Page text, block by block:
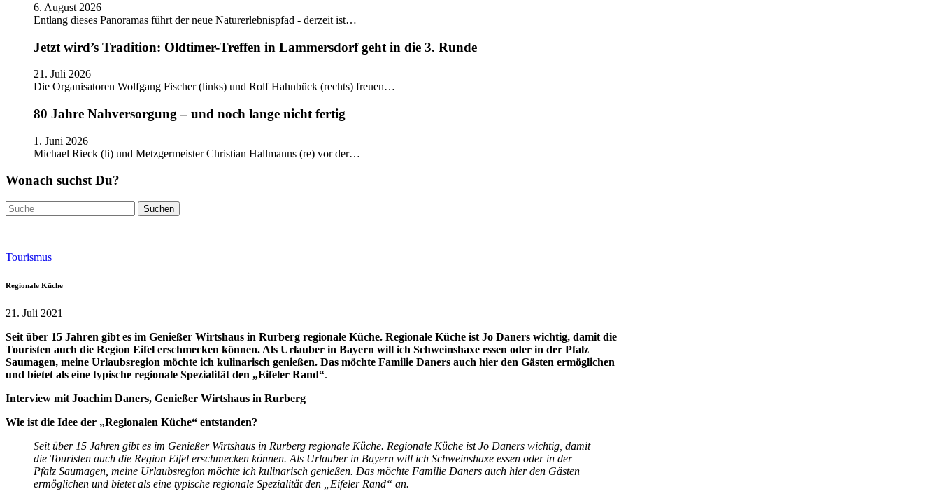
6. August 2026
Entlang dieses Panoramas führt der neue Naturerlebnispfad - derzeit ist…
Jetzt wird’s Tradition: Oldtimer-Treffen in Lammersdorf geht in die 3. Runde
21. Juli 2026
Die Organisatoren Wolfgang Fischer (links) und Rolf Hahnbück (rechts) freuen…
80 Jahre Nahversorgung – und noch lange nicht fertig
1. Juni 2026
Michael Rieck (li) und Metzgermeister Christian Hallmanns (re) vor der…
Wonach suchst Du?
Suchen
nach:
Tourismus
Regionale Küche
21. Juli 2021
Seit über 15 Jahren gibt es im Genießer Wirtshaus in Rurberg regionale Küche. Regionale Küche ist Jo Daners wichtig, damit die
Touristen auch die Region Eifel erschmecken können. Als Urlauber in Bayern will ich Schweinshaxe essen oder in der Pfalz
Saumagen, meine Urlaubsregion möchte ich kulinarisch genießen. Das möchte Familie Daners auch hier den Gästen ermöglichen
und bietet als eine typische regionale Spezialität den „Eifeler Rand“.
Interview mit Joachim Daners, Genießer Wirtshaus in Rurberg
Wie ist die Idee der „Regionalen Küche“ entstanden?
Seit über 15 Jahren gibt es im Genießer Wirtshaus in Rurberg regionale Küche. Regionale Küche ist Jo Daners wichtig, damit
die Touristen auch die Region Eifel erschmecken können. Als Urlauber in Bayern will ich Schweinshaxe essen oder in der
Pfalz Saumagen, meine Urlaubsregion möchte ich kulinarisch genießen. Das möchte Familie Daners auch hier den Gästen
ermöglichen und bietet als eine typische regionale Spezialität den „Eifeler Rand“ an.